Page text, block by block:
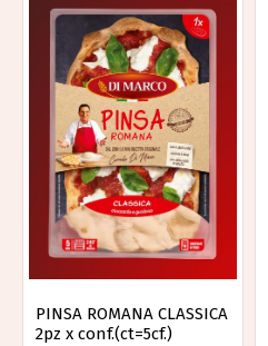
PINSA ROMANA CLASSICA
2pz x conf.(ct=5cf.)